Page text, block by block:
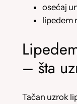
osećaj
lipedem
– šta
Tačan uzrok